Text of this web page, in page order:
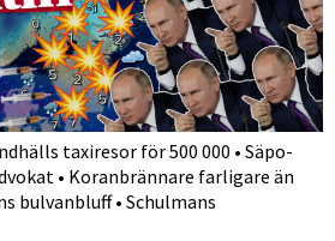
taxiresor för 500 000 • Säpo-
• Koranbrännare farligare än
bulvanbluff • Schulmans